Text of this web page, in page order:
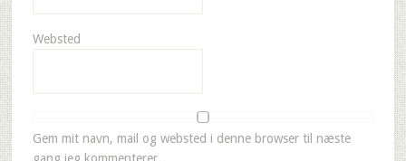
Websted
Gem mit navn, mail og websted i denne browser til næste